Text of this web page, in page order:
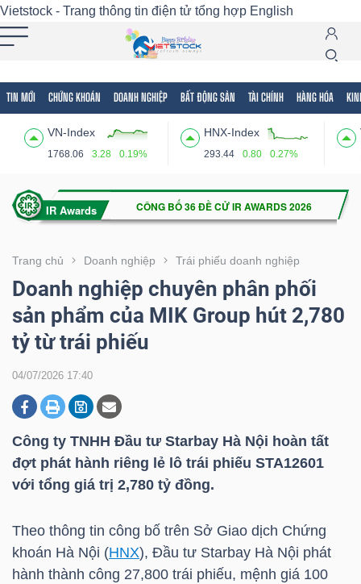
Vietstock - Trang thông tin điện tử tổng hợp English
TIN MỚI CHỨNG KHOÁN DOANH NGHIỆP BẤT ĐỘNG SẢN TÀI CHÍNH HÀNG HÓA
VN-Index
1768.06 3.28 0.19%
HNX-Index
293.44 0.80 0.27%
Trang chủ Doanh nghiệp Trái phiếu doanh nghiệp
Doanh nghiệp chuyên phân phối
sản phẩm của MIK Group hút 2,780
tỷ từ trái phiếu
04/07/2026 17:40
Công ty TNHH Đầu tư Starbay Hà Nội hoàn tất
đợt phát hành riêng lẻ lô trái phiếu STA12601
với tổng giá trị 2,780 tỷ đồng.
Theo thông tin công bố trên Sở Giao dịch Chứng
khoán Hà Nội (HNX), Đầu tư Starbay Hà Nội phát
hành thành công 27,800 trái phiếu, mệnh giá 100
Tất cả Tính năng Ngành Mã chứng khoán
Tính
(-)
VIETSTOCK
CHỨNG
KHOÁN
DOANH
NGHIỆP
ĐỘNG
SẢN